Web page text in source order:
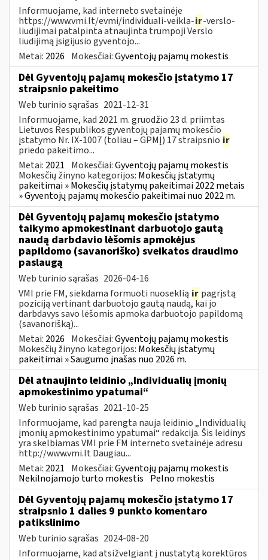
Informuojame, kad interneto svetainėje
https://www.vmi.lt/evmi/individuali-veikla-ir-verslo-
liudijimai patalpinta atnaujinta trumpoji Verslo
liudijimą įsigijusio gyventojo...
Metai: 2026 Mokesčiai:Gyventojų pajamų mokestis
Dėl Gyventojų pajamų mokesčio įstatymo 17
straipsnio pakeitimo
Web turinio sąrašas 2021-12-31
Informuojame, kad 2021 m. gruodžio 23 d. priimtas
Lietuvos Respublikos gyventojų pajamų mokesčio
įstatymo Nr. IX-1007 (toliau – GPMĮ) 17 straipsnio ir
priedo pakeitimo...
Metai: 2021 Mokesčiai:Gyventojų pajamų mokestis
Mokesčių žinyno kategorijos: Mokesčių įstatymų
pakeitimai » Mokesčių įstatymų pakeitimai 2022 metais
» Gyventojų pajamų mokesčio pakeitimai nuo 2022 m.
Dėl Gyventojų pajamų mokesčio įstatymo
taikymo apmokestinant darbuotojo gautą
naudą darbdavio lėšomis apmokėjus
papildomo (savanoriško) sveikatos draudimo
paslaugą
Web turinio sąrašas 2026-04-16
VMI prie FM, siekdama formuoti nuoseklią ir pagrįstą
poziciją vertinant darbuotojo gautą naudą, kai jo
darbdavys savo lėšomis apmoka darbuotojo papildomą
(savanorišką)...
Metai: 2026 Mokesčiai:Gyventojų pajamų mokestis
Mokesčių žinyno kategorijos: Mokesčių įstatymų
pakeitimai » Saugumo įnašas nuo 2026 m.
Dėl atnaujinto leidinio „Individualių įmonių
apmokestinimo ypatumai“
Web turinio sąrašas 2021-10-25
Informuojame, kad parengta nauja leidinio „Individualių
įmonių apmokestinimo ypatumai“ redakcija. Šis leidinys
yra skelbiamas VMI prie FM interneto svetainėje adresu
http://www.vmi.lt Daugiau...
Metai: 2021 Mokesčiai:Gyventojų pajamų mokestis
Nekilnojamojo turto mokestis Pelno mokestis
Dėl Gyventojų pajamų mokesčio įstatymo 17
straipsnio 1 dalies 9 punkto komentaro
patikslinimo
Web turinio sąrašas 2024-08-20
Informuojame, kad atsižvelgiant į nustatytą korektūros